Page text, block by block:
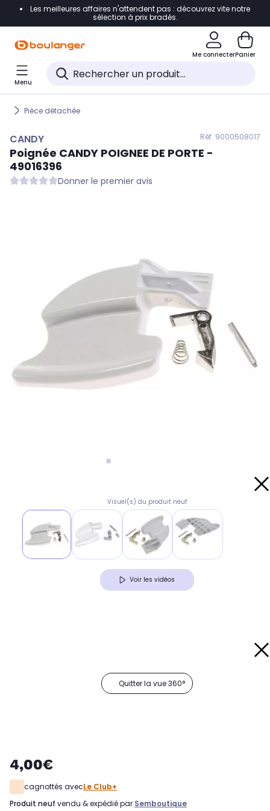
Accéder directement à la navigation
Accéder directement au pied de page
Accéder directement au chatbot
Les meilleures affaires n'attendent pas : découvrez vite notre
sélection à prix bradés.
Me connecterPanier
Menu
Pièce détachée
CANDY Réf. 9000508017
Poignée CANDY POIGNEE DE PORTE -
49016396
Donner le premier avis
Visuel(s) du produit neuf
Voir les vidéos
Quitter la vue 360°
4,00€
cagnottés avecLe Club+
produit neuf vendu & expédié par Semboutique